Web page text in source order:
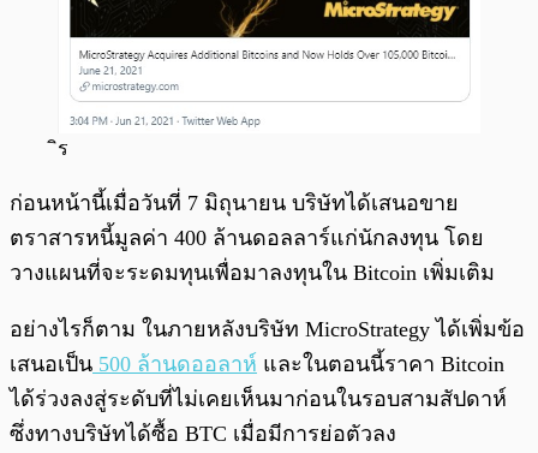
ิร
ก่อนหน้านี้เมื่อวันที่ 7 มิถุนายน บริษัทได้เสนอขาย
ตราสารหนี้มูลค่า 400 ล้านดอลลาร์แก่นักลงทุน โดย
วางแผนที่จะระดมทุนเพื่อมาลงทุนใน Bitcoin เพิ่มเติม
อย่างไรก็ตาม ในภายหลังบริษัท MicroStrategy ได้เพิ่มข้อ
เสนอเป็น 500 ล้านดออลาห์ และในตอนนี้ราคา Bitcoin
ได้ร่วงลงสู่ระดับที่ไม่เคยเห็นมาก่อนในรอบสามสัปดาห์
ซึ่งทางบริษัทได้ซื้อ BTC เมื่อมีการย่อตัวลง